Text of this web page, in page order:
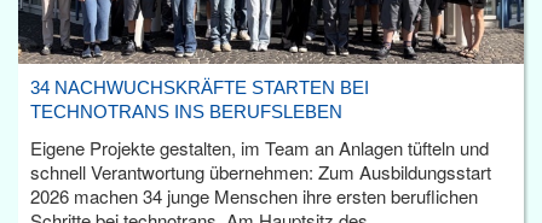
34 NACHWUCHSKRÄFTE STARTEN BEI
TECHNOTRANS INS BERUFSLEBEN
Eigene Projekte gestalten, im Team an Anlagen tüfteln und
schnell Verantwortung übernehmen: Zum Ausbildungsstart
2026 machen 34 junge Menschen ihre ersten beruflichen